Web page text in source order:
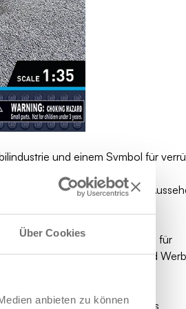
Über Cookies
anbieten zu können
und einem Symbol für
sich durch ein modernes
beliebten Transportmittel für
Filmen, Musikvideos und
an.
aus. Dieses aus